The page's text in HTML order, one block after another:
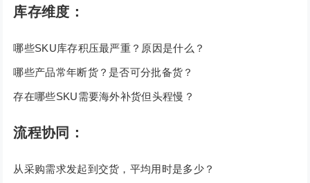
库存维度：
哪些SKU库存积压最严重？原因是什么？
哪些产品常年断货？是否可分批备货？
存在哪些SKU需要海外补货但头程慢？
流程协同：
从采购需求发起到交货，平均用时是多少？